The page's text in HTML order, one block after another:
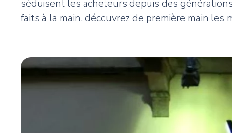
séduisent les acheteurs depuis des
faits à la main, découvrez de première main